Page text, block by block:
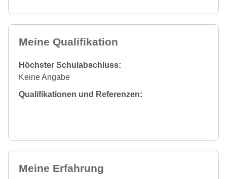
Meine Qualifikation
Höchster Schulabschluss:
Keine Angabe
Qualifikationen und Referenzen:
Meine Erfahrung